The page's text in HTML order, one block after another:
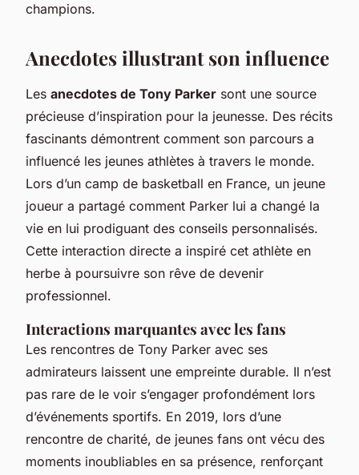
champions.
Anecdotes illustrant son influence
Les anecdotes de Tony Parker sont une source
précieuse d’inspiration pour la jeunesse. Des récits
fascinants démontrent comment son parcours a
influencé les jeunes athlètes à travers le monde.
Lors d’un camp de basketball en France, un jeune
joueur a partagé comment Parker lui a changé la
vie en lui prodiguant des conseils personnalisés.
Cette interaction directe a inspiré cet athlète en
herbe à poursuivre son rêve de devenir
professionnel.
Interactions marquantes avec les fans
Les rencontres de Tony Parker avec ses
admirateurs laissent une empreinte durable. Il n’est
pas rare de le voir s’engager profondément lors
d’événements sportifs. En 2019, lors d’une
rencontre de charité, de jeunes fans ont vécu des
moments inoubliables en sa présence, renforçant